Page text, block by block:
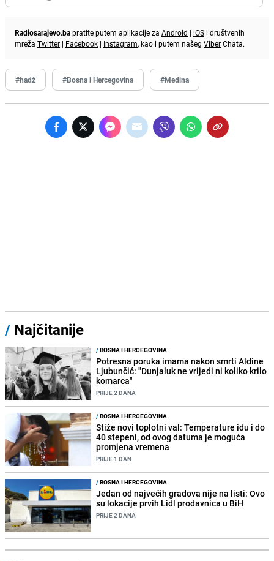
Radiosarajevo.bapratite putem aplikacije za Android | iOS i društvenih
mreža Twitter | Facebook | Instagram, kao i putem našeg ViberChata.
#hadž #Bosna i Hercegovina #Medina
/ Najčitanije
/BOSNA I HERCEGOVINA
Potresna poruka imama nakon smrti Aldine
Ljubunčić: "Dunjaluk ne vrijedi ni koliko krilo
komarca"
PRIJE 2 DANA
/BOSNA I HERCEGOVINA
Stiže novi toplotni val: Temperature idu i do
40 stepeni, od ovog datuma je moguća
promjena vremena
PRIJE 1 DAN
/BOSNA I HERCEGOVINA
Jedan od najvećih gradova nije na listi: Ovo
su lokacije prvih Lidl prodavnica u BiH
PRIJE 2 DANA